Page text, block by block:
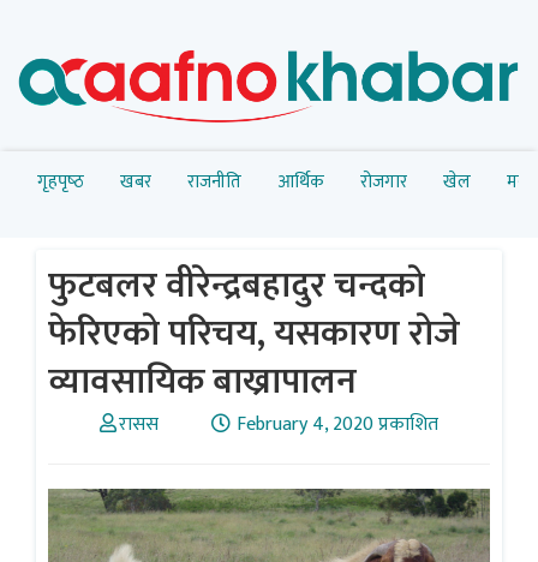
गृहपृष्‍ठ खबर राजनीति आर्थिक रोजगार खेल
फुटबलर वीरेन्द्रबहादुर चन्दकाे
फेरिएकाे परिचय, यसकारण राेजे
व्यावसायिक बाख्रापालन
रासस February 4, 2020 प्रकाशित